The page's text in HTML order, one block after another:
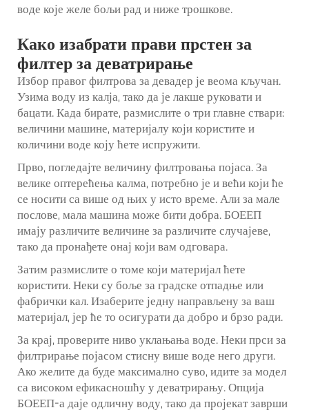
воде које желе бољи рад и ниже трошкове.
Како изабрати прави прстен за
филтер за деватрирање
Избор правог филтрова за девадер је веома кључан.
Узима воду из калја, тако да је лакше руковати и
бацати. Када бирате, размислите о три главне ствари:
величини машине, материјалу који користите и
количини воде коју ћете испружити.
Прво, погледајте величину филтровања појаса. За
велике оптерећења калма, потребно је и већи који ће
се носити са више од њих у исто време. Али за мале
послове, мала машина може бити добра. БОЕЕП
имају различите величине за различите случајеве,
тако да пронађете онај који вам одговара.
Затим размислите о томе који материјал ћете
користити. Неки су боље за градске отпадње или
фабрички кал. Изаберите једну направљену за ваш
материјал, јер ће то осигурати да добро и брзо ради.
За крај, проверите ниво уклањања воде. Неки прси за
филтрирање појасом стисну више воде него други.
Ако желите да буде максимално суво, идите за модел
са високом ефикасношћу у деватрирању. Опција
БОЕЕП-а даје одличну воду, тако да пројекат заврши